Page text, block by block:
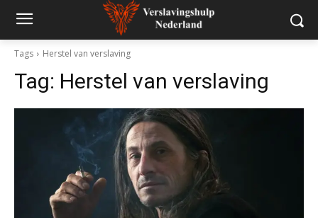
Tags Herstel van verslaving
Tag: Herstel van verslaving